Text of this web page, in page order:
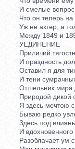
И смелые
Что он теперь на
Уж не актер, а
Между 1849 и
УЕДИНЕНИЕ
Приличий
И праздность
Оставил я для
И тени сумрачных
Отшельник мира
Природой дикой
Я здесь мечтою
Бываю редко
Здесь под
И вдохновенного
Разоблачает ум